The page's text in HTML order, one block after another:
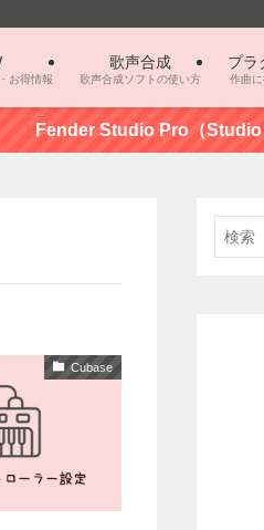
お得情報
歌声合成
歌声合成ソフトの使い方
プラ
作曲
Studio Pro（Studio One
Cubase